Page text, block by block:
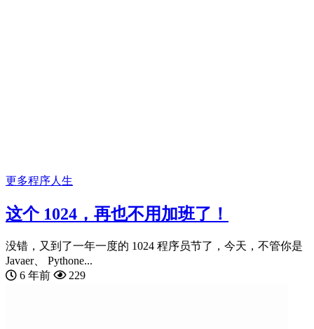
更多程序人生
这个 1024，再也不用加班了！
没错，又到了一年一度的 1024 程序员节了，今天，不管你是
Javaer、 Pythone...
6 年前
229